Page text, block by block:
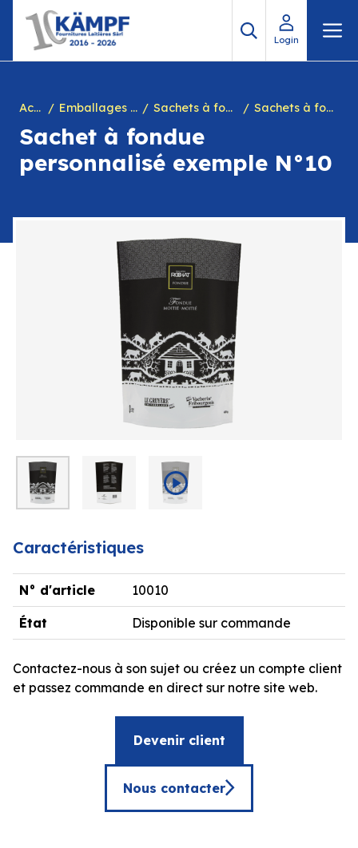
contenu
Login
Accueil Emballages personnalisés Sachets à fondue personnalisés Sachets à fondue personnalisé fromagerie, commerce
Sachet à fondue
personnalisé exemple N°10
Caractéristiques
N° d'article 10010
État Disponible sur commande
Contactez-nous à son sujet ou créez un compte client
et passez commande en direct sur notre site web.
Devenir client
Nous contacter